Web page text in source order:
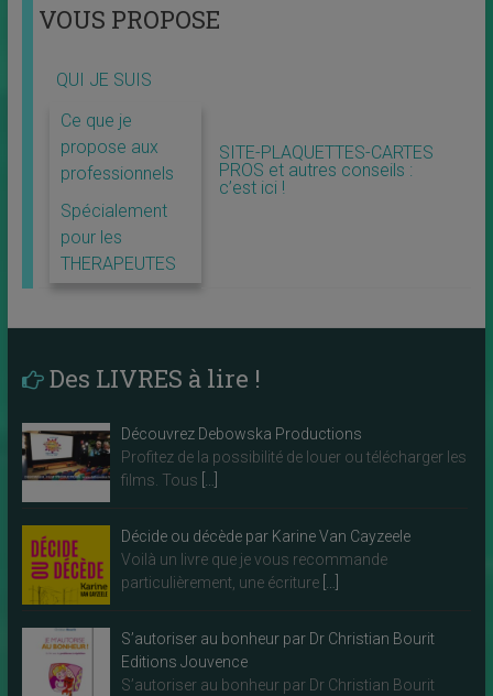
VOUS PROPOSE
QUI JE SUIS
Ce que je
propose aux
professionnels
Spécialement
pour les
THERAPEUTES
SITE-PLAQUETTES-CARTES
PROS et autres conseils :
c’est ici !
Des LIVRES à lire !
Découvrez Debowska Productions
Profitez de la possibilité de louer ou télécharger les
films. Tous
Décide ou décède par Karine Van Cayzeele
Voilà un livre que je vous recommande
particulièrement, une écriture
S’autoriser au bonheur par Dr Christian Bourit
Editions Jouvence
S’autoriser au bonheur par Dr Christian Bourit